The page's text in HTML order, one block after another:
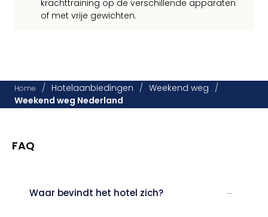
krachttraining op de verschillende apparaten
of met vrije gewichten.
Home / Hotelaanbiedingen / Weekend weg /
Weekend weg Nederland
FAQ
Waar bevindt het hotel zich?